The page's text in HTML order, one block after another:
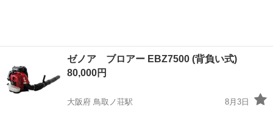
ゼノア ブロアー EBZ7500 (背負い式)
80,000円
大阪府 鳥取ノ荘駅
8月3日